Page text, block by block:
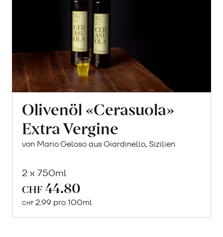
Olivenöl «Cerasuola»
Extra Vergine
von Mario Geloso aus Giardinello, Sizilien
2 x 750ml
CHF 44.80
CHF 2.99 pro 100ml
Warenkorb